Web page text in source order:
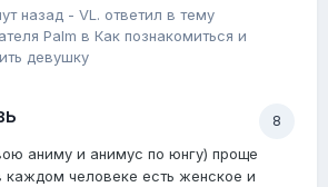
назад - VL. ответил в тему
Palm в Как познакомиться и
девушку
8
аниму и анимус по юнгу) проще
каждом человеке есть женское и